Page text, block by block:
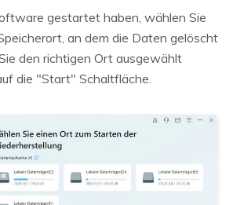
gestartet haben, wählen Sie
an dem die Daten gelöscht
den richtigen Ort ausgewählt
die "Start" Schaltfläche.